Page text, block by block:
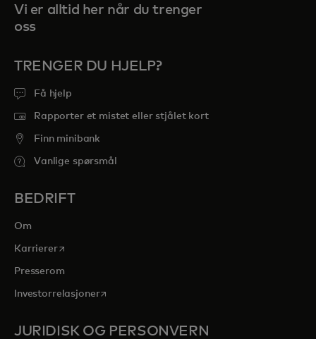
Vi er alltid her når du trenger
oss
TRENGER DU HJELP?
Få hjelp
Rapporter et mistet eller stjålet kort
Finn minibank
Vanlige spørsmål
BEDRIFT
Om
Karriereropens in a new tab
Presserom
Investorrelasjoneropens in a new tab
JURIDISK OG PERSONVERN